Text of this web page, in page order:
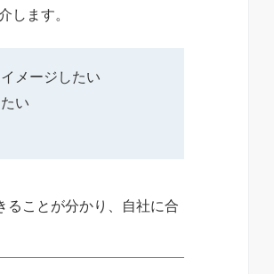
します。
メージしたい
い
ることが分かり、自社に合